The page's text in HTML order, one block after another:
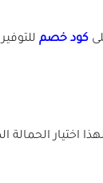
كود خصم
الحمالة